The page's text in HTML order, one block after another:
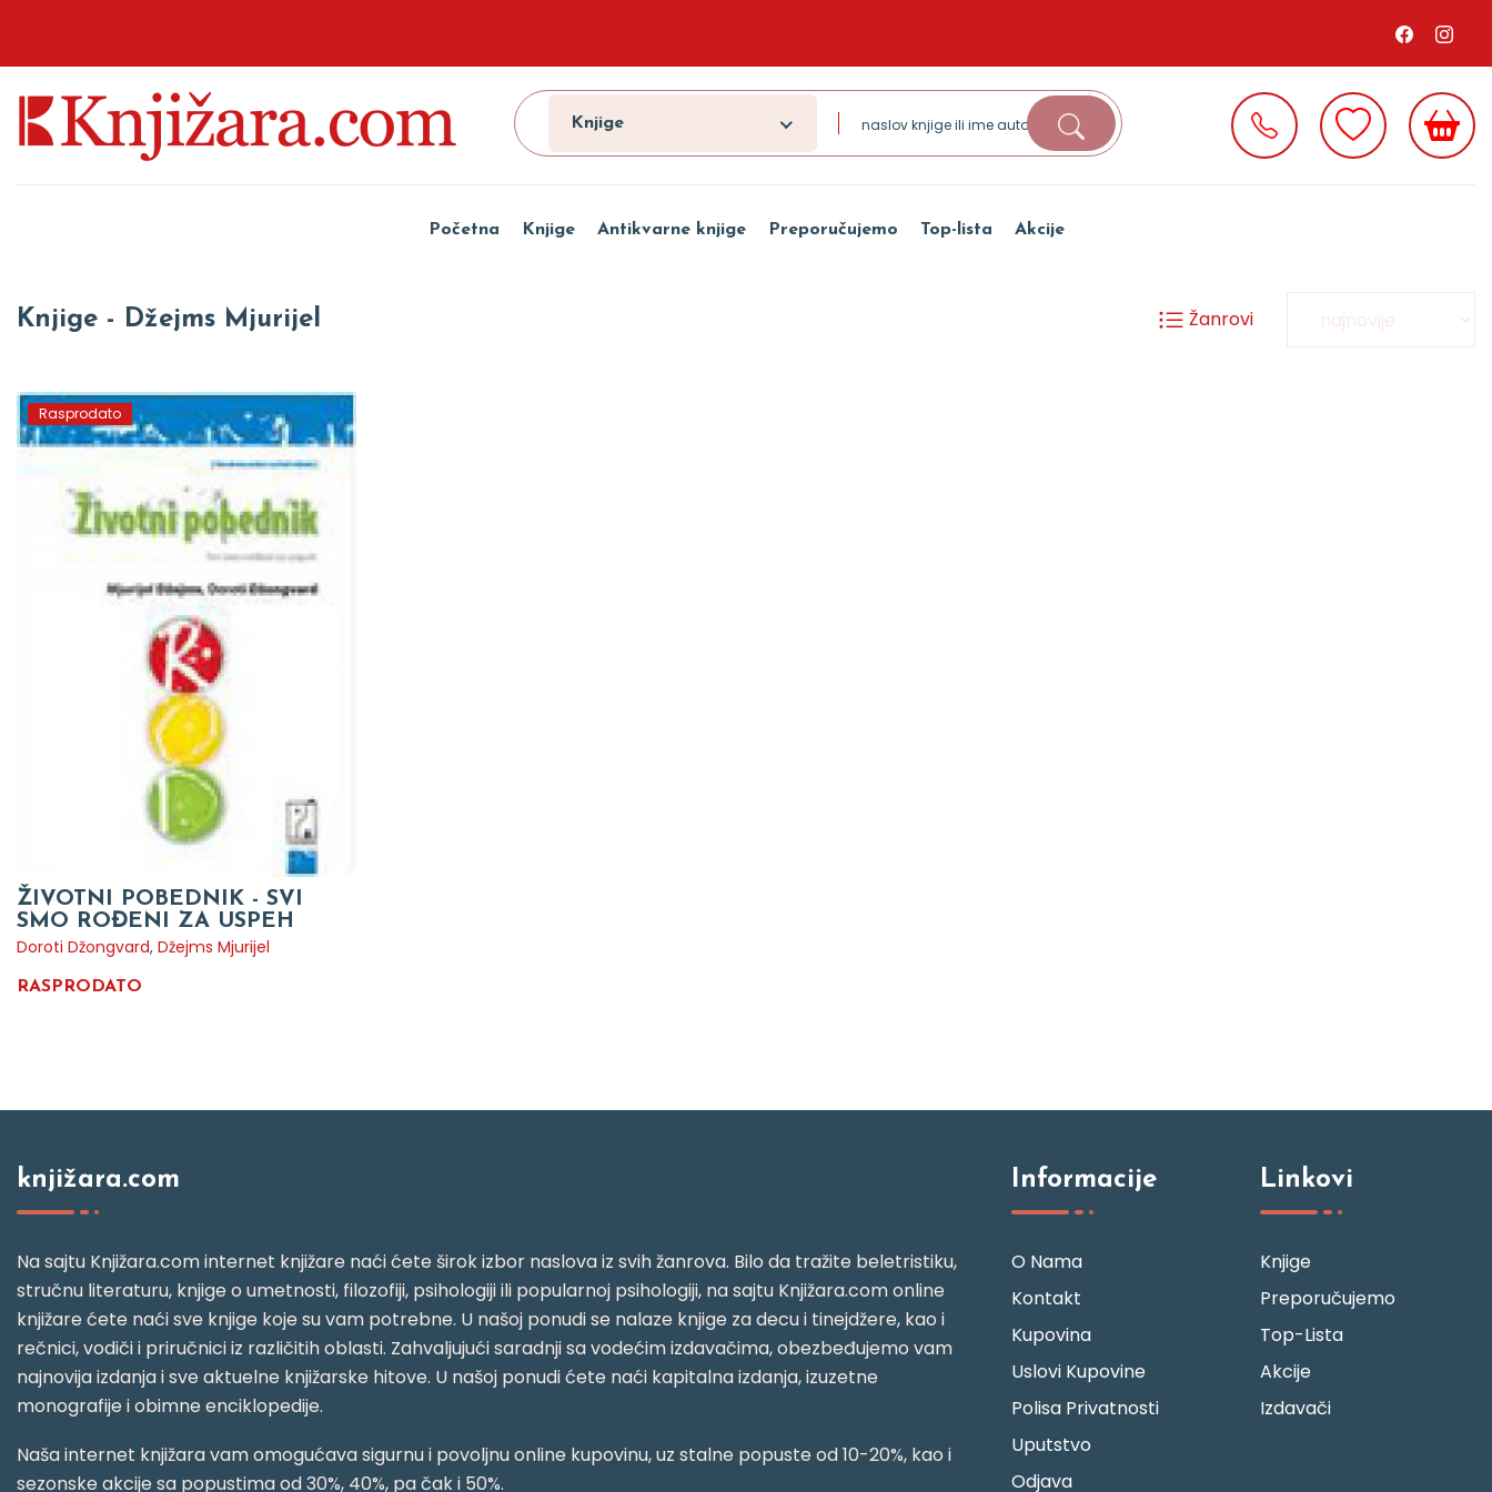
Knjige
Početna Knjige Antikvarne knjige Preporučujemo Top-lista Akcije
Knjige - Džejms Mjurijel Žanrovi
Rasprodato
ŽIVOTNI POBEDNIK - SVI
SMO ROĐENI ZA USPEH
Doroti Džongvard, Džejms Mjurijel
RASPRODATO
knjižara.com
Na sajtu Knjižara.com internet knjižare naći ćete širok izbor naslova iz svih žanrova. Bilo da tražite beletristiku,
stručnu literaturu, knjige o umetnosti, filozofiji, psihologiji ili popularnoj psihologiji, na sajtu Knjižara.com online
knjižare ćete naći sve knjige koje su vam potrebne. U našoj ponudi se nalaze knjige za decu i tinejdžere, kao i
rečnici, vodiči i priručnici iz različitih oblasti. Zahvaljujući saradnji sa vodećim izdavačima, obezbeđujemo vam
najnovija izdanja i sve aktuelne knjižarske hitove. U našoj ponudi ćete naći kapitalna izdanja, izuzetne
monografije i obimne enciklopedije.
Naša internet knjižara vam omogućava sigurnu i povoljnu online kupovinu, uz stalne popuste od 10-20%, kao i
sezonske akcije sa popustima od 30%, 40%, pa čak i 50%.
Informacije
O Nama
Kontakt
Kupovina
Uslovi Kupovine
Polisa Privatnosti
Uputstvo
Odjava
Linkovi
Knjige
Preporučujemo
Top-Lista
Akcije
Izdavači